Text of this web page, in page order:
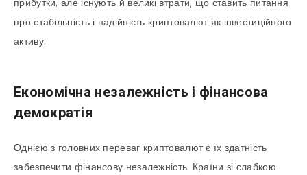
прибутки, але існують й великі втрати, що ставить питання
про стабільність і надійність криптовалют як інвестиційного
активу.
Економічна незалежність і фінансова
демократія
Однією з головних переваг криптовалют є їх здатність
забезпечити фінансову незалежність. Країни зі слабкою